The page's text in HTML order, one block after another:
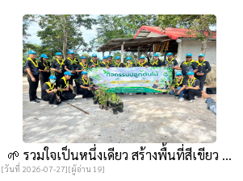
🌱 รวมใจเป็นหนึ่งเดียว สร้างพื้นที่สีเขียว ...
[วันที่ 2026-07-27][ผู้อ่าน 19]